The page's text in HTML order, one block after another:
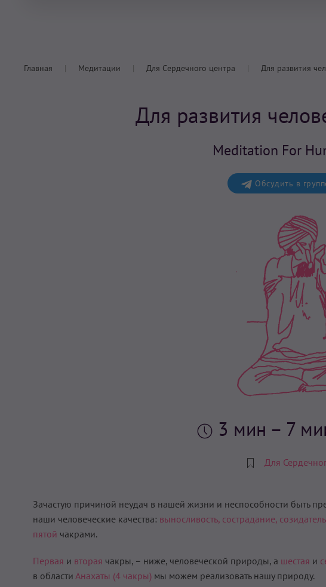
Главная Медитации Для Сердечного центра Для развития
Для развития
Meditation For
Обсудить в
3 мин – 7
Для
Зачастую причиной неудач в нашей жизни и неспособности быть
наши человеческие качества: выносливость, сострадание,
пятой чакрами.
Первая и вторая чакры, – ниже, человеческой природы, а шестая и
в области Анахаты (4 чакры) мы можем реализовать нашу природу.